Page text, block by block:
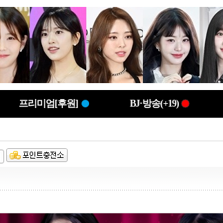
프리미엄[후원] BJ·방송(+19)